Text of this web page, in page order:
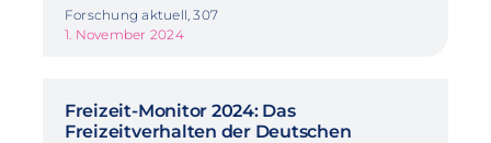
Forschung aktuell, 307
1. November 2024
Freizeit-Monitor 2024: Das
Freizeitverhalten der Deutschen